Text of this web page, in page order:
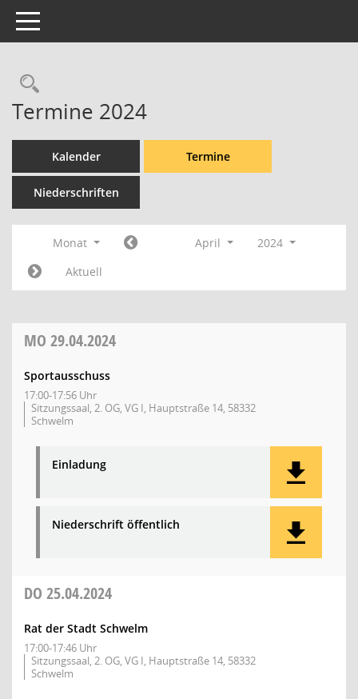
Toggle navigation
Rechercheauswahl
Termine 2024
Kalender Termine
Niederschriften
Monat April
2024
Aktuell
MO 29.04.2024
Sportausschuss
17:00-17:56 Uhr
Sitzungssaal, 2. OG, VG I, Hauptstraße 14, 58332
Schwelm
Einladung
Niederschrift öffentlich
DO 25.04.2024
Rat der Stadt Schwelm
17:00-17:46 Uhr
Sitzungssaal, 2. OG, VG I, Hauptstraße 14, 58332
Schwelm